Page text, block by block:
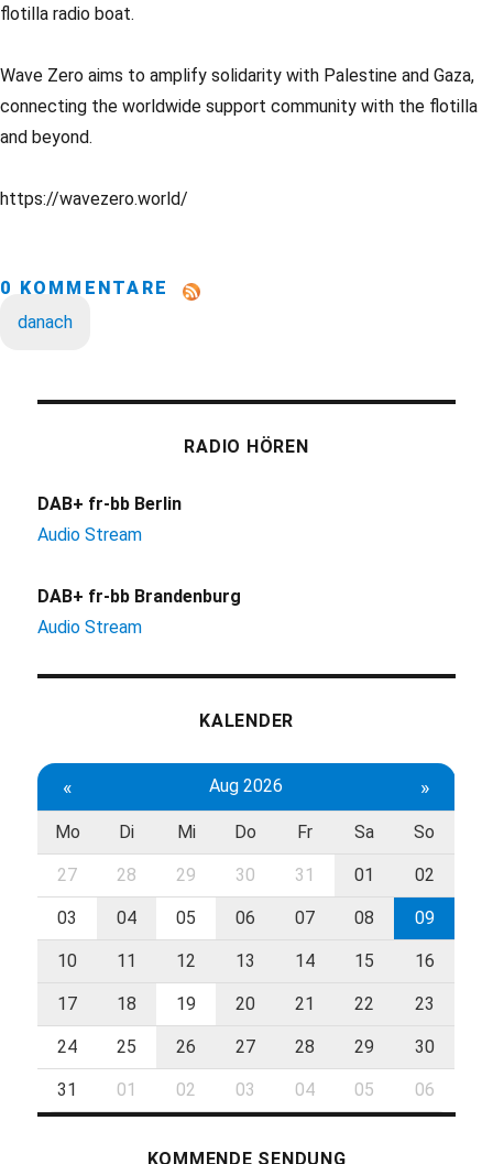
flotilla radio boat.
Wave Zero aims to amplify solidarity with Palestine and Gaza,
connecting the worldwide support community with the flotilla
and beyond.
https://wavezero.world/
0 KOMMENTARE
danach
RADIO HÖREN
DAB+ fr-bb Berlin
Audio Stream
DAB+ fr-bb Brandenburg
Audio Stream
KALENDER
« Aug 2026 »
Mo Di Mi Do Fr Sa So
27 28 29 30 31 01 02
03 04 05 06 07 08 09
10 11 12 13 14 15 16
17 18 19 20 21 22 23
24 25 26 27 28 29 30
31 01 02 03 04 05 06
KOMMENDE SENDUNG